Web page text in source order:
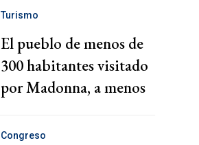
del deporte"
Turismo
El pueblo de menos de
300 habitantes visitado
por Madonna, a menos
Congreso